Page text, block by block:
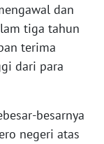
dan
tiga tahun
terima
dari para
besarnya
negeri atas